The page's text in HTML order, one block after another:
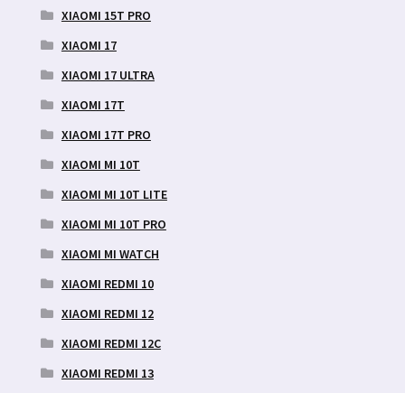
XIAOMI 15T PRO
XIAOMI 17
XIAOMI 17 ULTRA
XIAOMI 17T
XIAOMI 17T PRO
XIAOMI MI 10T
XIAOMI MI 10T LITE
XIAOMI MI 10T PRO
XIAOMI MI WATCH
XIAOMI REDMI 10
XIAOMI REDMI 12
XIAOMI REDMI 12C
XIAOMI REDMI 13